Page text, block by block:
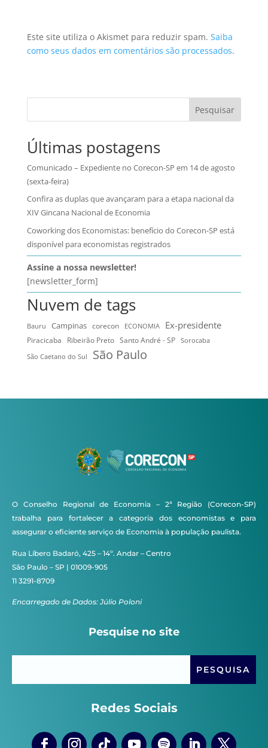
Este site utiliza o Akismet para reduzir spam. Saiba
como seus dados em comentários são processados.
Pesquisar
Últimas postagens
Comunicado – Expediente no Corecon-SP em 14 de agosto
(sexta-feira)
Confira as duplas que avançaram para a etapa nacional da
XIV Gincana Nacional de Economia
Coworking dos Economistas: benefício do Corecon-SP está
disponível para economistas registrados
Assine a nossa newsletter!
[newsletter_form]
Nuvem de tags
Bauru Campinas corecon ECONOMIA Ex-presidente
Piracicaba Ribeirão Preto Santo André - SP
Sorocaba
São Caetano do Sul
São Paulo
O Conselho Regional de Economia – 2ª Região (Corecon-SP)
trabalha para fortalecer a categoria dos economistas e para
assegurar o eficiente serviço de Economia à população paulista.
Rua Líbero Badaró, 425 – 14º. Andar – Centro
São Paulo – SP | 01009-905
11 3291-8709
Encarregado de Dados: Júlio Poloni
Pesquise no site
Redes Sociais